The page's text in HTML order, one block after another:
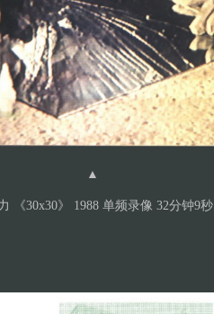
▲
《30x30》 1988 单频录像 32分钟9秒